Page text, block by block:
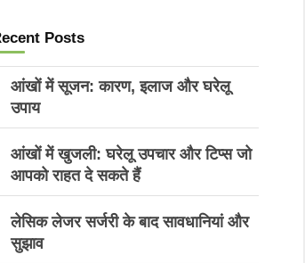
Posts
आंखों में सूजन: कारण, इलाज और घरेलू
उपाय
आंखों में खुजली: घरेलू उपचार और टिप्स जो
आपको राहत दे सकते हैं
लेसिक लेजर सर्जरी के बाद सावधानियां और
सुझाव